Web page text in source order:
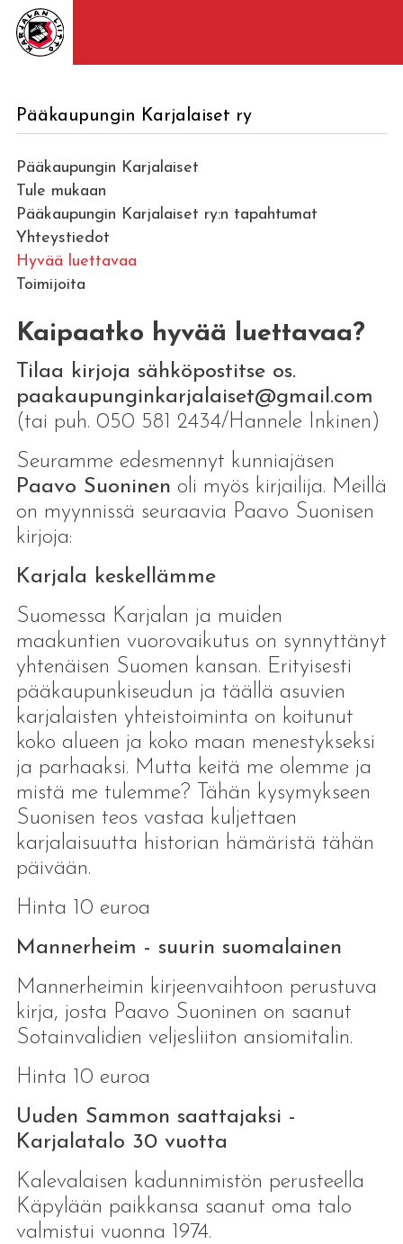
Pääkaupungin Karjalaiset ry
Pääkaupungin Karjalaiset
Tule mukaan
Pääkaupungin Karjalaiset ry:n tapahtumat
Yhteystiedot
Hyvää luettavaa
Toimijoita
Kaipaatko hyvää luettavaa?
Tilaa kirjoja sähköpostitse os.
paakaupunginkarjalaiset@gmail.com
(tai puh. 050 581 2434/Hannele Inkinen)
Seuramme edesmennyt kunniajäsen
Paavo Suoninen oli myös kirjailija. Meillä
on myynnissä seuraavia Paavo Suonisen
kirjoja:
Karjala keskellämme
Suomessa Karjalan ja muiden
maakuntien vuorovaikutus on synnyttänyt
yhtenäisen Suomen kansan. Erityisesti
pääkaupunkiseudun ja täällä asuvien
karjalaisten yhteistoiminta on koitunut
koko alueen ja koko maan menestykseksi
ja parhaaksi. Mutta keitä me olemme ja
mistä me tulemme? Tähän kysymykseen
Suonisen teos vastaa kuljettaen
karjalaisuutta historian hämäristä tähän
päivään.
Hinta 10 euroa
Mannerheim - suurin suomalainen
Mannerheimin kirjeenvaihtoon perustuva
kirja, josta Paavo Suoninen on saanut
Sotainvalidien veljesliiton ansiomitalin.
Hinta 10 euroa
Uuden Sammon saattajaksi -
Karjalatalo 30 vuotta
Kalevalaisen kadunnimistön perusteella
Käpylään paikkansa saanut oma talo
valmistui vuonna 1974.